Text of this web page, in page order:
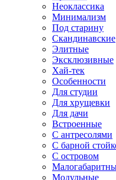
Неоклассика
Минимализм
Под старину
Скандинавские
Элитные
Эксклюзивные
Хай-тек
Особенности
Для студии
Для хрущевки
Для дачи
Встроенные
С антресолями
С барной
С островом
Модульные